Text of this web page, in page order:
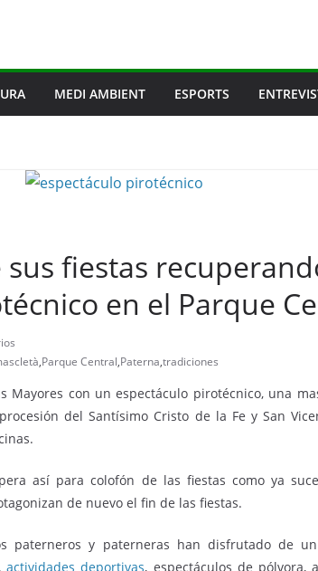
MEDI AMBIENT ESPORTS
fiestas
en el Parque
,Parque Central,Paterna,tradiciones
Mayores con un espectáculo pirotécnico, una
del Santísimo Cristo de la Fe y San
así para colofón de las fiestas como ya
de nuevo el fin de las fiestas.
paterneros y paterneras han disfrutado de
actividades deportivas, espectáculos de pólvora,